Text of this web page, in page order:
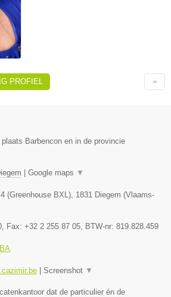
PROFIEL
Barbencon en in de provincie
| Google maps ▼
(Greenhouse BXL) 1831 Diegem (Vlaams-
, Fax: +32 2 255 87 05 , BTW-nr: 819.828.459
| Screenshot ▼
dat de particulier én de